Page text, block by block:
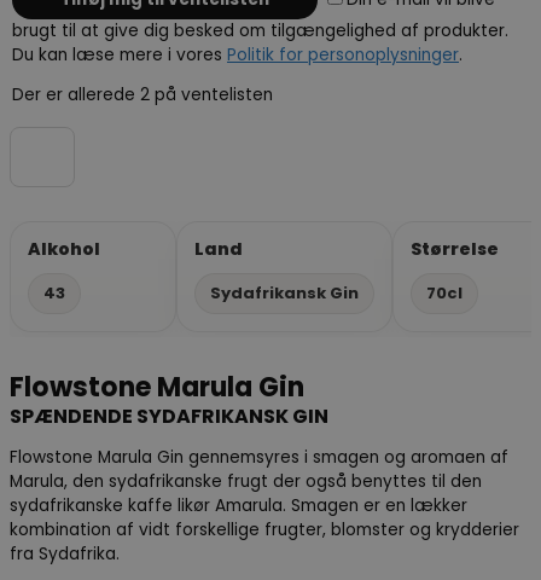
brugt til at give dig besked om tilgængelighed af produkter.
Du kan læse mere i vores Politik for personoplysninger.
Der er allerede 2 på ventelisten
Alkohol
43
Land
Sydafrikansk Gin
Størrelse
70cl
Flowstone Marula Gin
SPÆNDENDE SYDAFRIKANSK GIN
Flowstone Marula Gin gennemsyres i smagen og aromaen af
Marula, den sydafrikanske frugt der også benyttes til den
sydafrikanske kaffe likør Amarula. Smagen er en lækker
kombination af vidt forskellige frugter, blomster og krydderier
fra Sydafrika.